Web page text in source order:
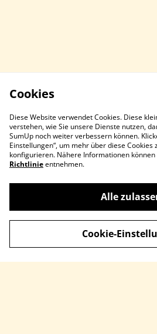
Kontaktieren Sie uns
Datenschutzbestimm
ungen von SumUp
Impressum
Cookies
Diese Website verwendet Cookies. Diese
verstehen, wie Sie unsere Dienste nutzen,
SumUp noch weiter verbessern können.
Einstellungen“, um mehr über diese
konfigurieren. Nähere Informationen
Richtlinieentnehmen.
Alle
Cookie-